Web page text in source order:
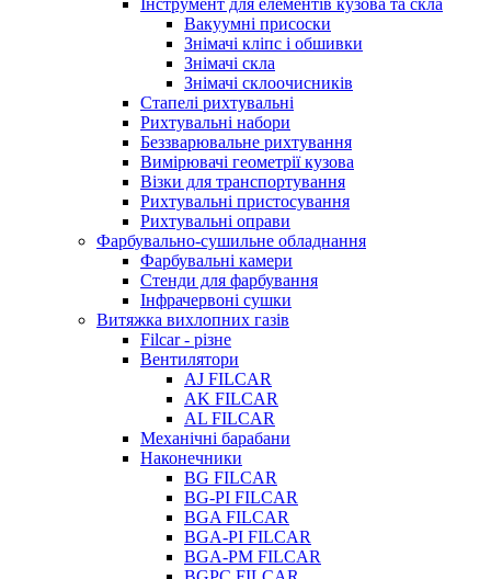
Інструмент для елементів кузова та скла
Вакуумні присоски
Знімачі кліпс і обшивки
Знімачі скла
Знімачі склоочисників
Стапелі рихтувальні
Рихтувальні набори
Беззварювальне рихтування
Вимірювачі геометрії кузова
Візки для транспортування
Рихтувальні пристосування
Рихтувальні оправи
Фарбувально-сушильне обладнання
Фарбувальні камери
Стенди для фарбування
Інфрачервоні сушки
Витяжка вихлопних газів
Filcar - різне
Вентилятори
AJ FILCAR
AK FILCAR
AL FILCAR
Механічні барабани
Наконечники
BG FILCAR
BG-PI FILCAR
BGA FILCAR
BGA-PI FILCAR
BGA-PM FILCAR